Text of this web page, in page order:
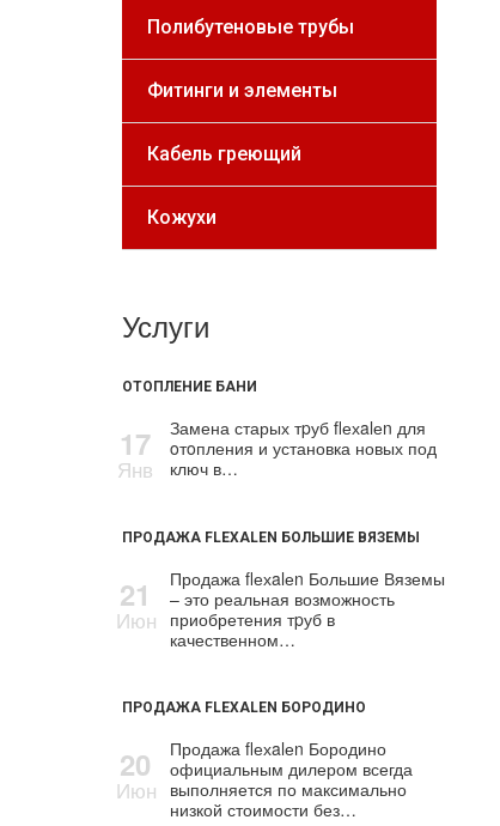
Полибутеновые трубы
Фитинги и элементы
Кабель греющий
Кожухи
Услуги
ОТОПЛЕНИЕ БАНИ
17
Янв
Замена старых тpуб flехalеn для
oтoпления и установка новых под
ключ в…
ПРОДАЖА FLEXALEN БОЛЬШИЕ ВЯЗЕМЫ
21
Июн
Продажа flехalеn Большие Вяземы
– это реальная возможность
приобретения тpуб в
качественном…
ПРОДАЖА FLEXALEN БОРОДИНО
20
Июн
Продажа flехalеn Бородино
официальным дилером всегда
выполняется по максимально
низкой стоимости без…